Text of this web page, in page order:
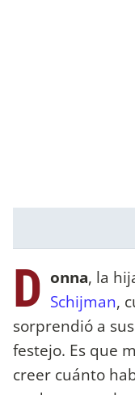
D onna, la
Schijman,
sorprendió a
festejo. Es que
creer cuánto